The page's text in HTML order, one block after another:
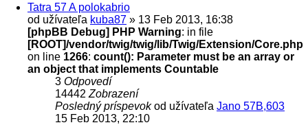
Tatra 57 A polokabrio
od užívateľa kuba87 » 13 Feb 2013, 16:38
[phpBB Debug] PHP Warning: in file
[ROOT]/vendor/twig/twig/lib/Twig/Extension/Core.php
on line 1266: count(): Parameter must be an array or
an object that implements Countable
3 Odpovedí
14442 Zobrazení
Posledný príspevokod užívateľa Jano 57B,603
15 Feb 2013, 22:10